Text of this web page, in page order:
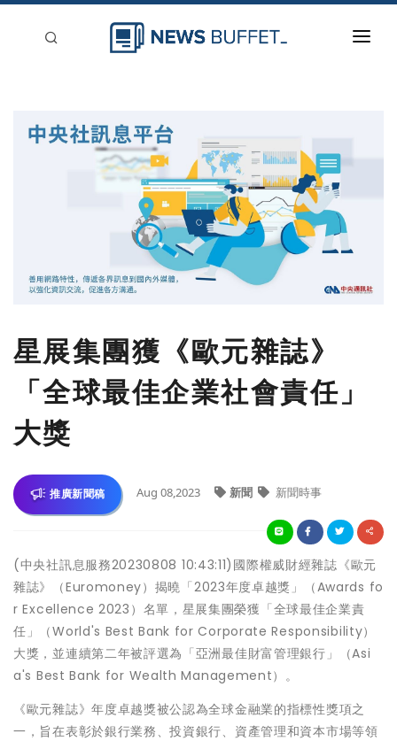
星展集團獲《歐元雜誌》
「全球最佳企業社會責任」
大獎
推廣新聞稿 Aug 08,2023 新聞 新聞時事
(中央社訊息服務20230808 10:43:11)國際權威財經雜誌《歐元
雜誌》（Euromoney）揭曉「2023年度卓越獎」（Awards fo
r Excellence 2023）名單，星展集團榮獲「全球最佳企業責
任」（World's Best Bank for Corporate Responsibility）
大獎，並連續第二年被評選為「亞洲最佳財富管理銀行」（Asi
a's Best Bank for Wealth Management）。
《歐元雜誌》年度卓越獎被公認為全球金融業的指標性獎項之
一，旨在表彰於銀行業務、投資銀行、資產管理和資本市場等領